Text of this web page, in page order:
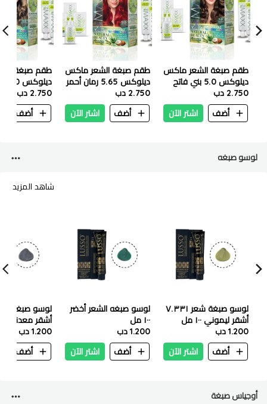
طقم صبغة الشعر ماكس
ديلوكس 5.0 بني فاتح
2.750 دب
أضف
اشتر الآن
طقم صبغة الشعر ماكس
ديلوكس 5.65 رمان أحمر
2.750 دب
أضف
اشتر الآن
طقم صبغة
ديلوكس 8.0 اشقر فاتح
2.750 دب
أضف
لوسو صبغه
شاهد المزيد
لوسو صبغة شعر ٧.٣٣١
أشقر ليموني ١٠٠ مل
1.200 دب
أضف
اشتر الآن
لوسو صبغه الشعر أخضر
١٠٠ مل
1.200 دب
أضف
اشتر الآن
أشقر معدني داكن
1.200 دب
أضف
أوجياس صبغة